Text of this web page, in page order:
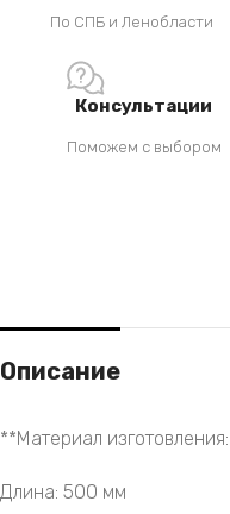
По СПБ и Ленобласти
Консультации
Поможем с выбором
Описание
**Материал
Длина: 500 мм